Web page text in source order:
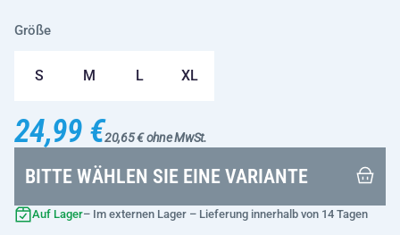
Größe
S M L XL
24,99 €20,65 € ohne MwSt.
BITTE WÄHLEN SIE EINE VARIANTE
Auf Lager– Im externen Lager – Lieferung innerhalb von 14 Tagen